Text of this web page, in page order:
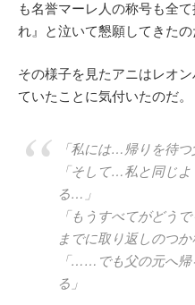
も名誉マーレ人の称号も全
れ』と泣いて懇願してきたの
その様子を見たアニはレオ
ていたことに気付いたのだ。
「私には…帰りを待つ
「そして…私と同じ
る…」
「もうすべてがどう
までに取り返しのつ
「……でも父の元へ帰
る」